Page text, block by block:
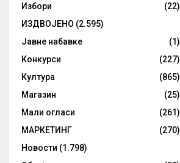
Избори
(22)
ИЗДВОЈЕНО (2.595)
Јавне набавке
(1)
Конкурси
(227)
Култура
(865)
Магазин
(25)
Мали огласи
(261)
МАРКЕТИНГ
(270)
Новости (1.798)